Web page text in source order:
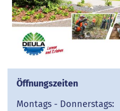
Öffnungszeiten
Montags - Donnerstags: